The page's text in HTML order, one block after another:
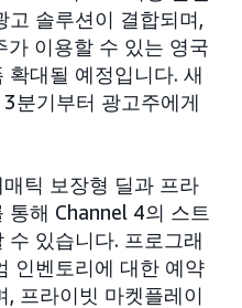
고 솔루션이 결합되며,
가 이용할 수 있는 영국
확대될 예정입니다. 새
분기부터 광고주에게
틱 보장형 딜과 프라
해 Channel 4의 스트
수 있습니다. 프로그래
인벤토리에 대한 예약
, 프라이빗 마켓플레이